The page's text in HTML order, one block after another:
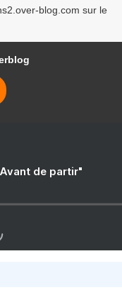
blog.com sur le
de partir"